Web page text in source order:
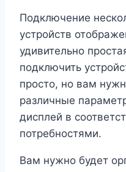
Подключение
устройств
удивительно
подключить
просто, но вам
различные
дисплей в
потребностями.
Вам нужно будет